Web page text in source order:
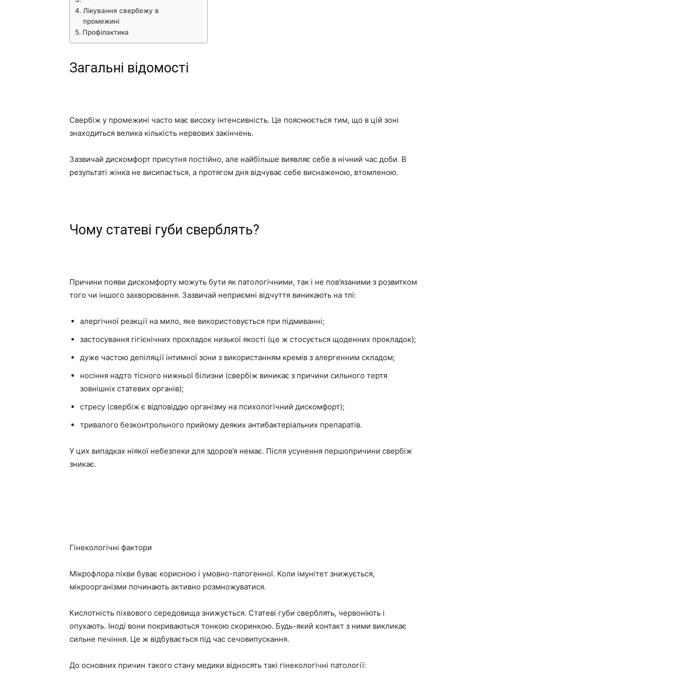
Лікування свербежу в
промежині
Профілактика
Загальні відомості
Свербіж у промежині часто має високу інтенсивність. Це пояснюється тим, що в цій зоні
знаходиться велика кількість нервових закінчень.
Зазвичай дискомфорт присутня постійно, але найбільше виявляє себе в нічний час доби. В
результаті жінка не висипається, а протягом дня відчуває себе виснаженою, втомленою.
Чому статеві губи сверблять?
Причини появи дискомфорту можуть бути як патологічними, так і не пов’язаними з розвитком
того чи іншого захворювання. Зазвичай неприємні відчуття виникають на тлі:
алергічної реакції на мило, яке використовується при підмиванні;
застосування гігієнічних прокладок низької якості (це ж стосується щоденних прокладок);
дуже частою депіляції інтимної зони з використанням кремів з алергенним складом;
носіння надто тісного нижньої білизни (свербіж виникає з причини сильного тертя
зовнішніх статевих органів);
стресу (свербіж є відповіддю організму на психологічний дискомфорт);
тривалого безконтрольного прийому деяких антибактеріальних препаратів.
У цих випадках ніякої небезпеки для здоров’я немає. Після усунення першопричини свербіж
зникає.
Гінекологічні фактори
Мікрофлора піхви буває корисною і умовно-патогенної. Коли імунітет знижується,
мікроорганізми починають активно розмножуватися.
Кислотність піхвового середовища знижується. Статеві губи сверблять, червоніють і
опухають. Іноді вони покриваються тонкою скоринкою. Будь-який контакт з ними викликає
сильне печіння. Це ж відбувається під час сечовипускання.
До основних причин такого стану медики відносять такі гінекологічні патології: